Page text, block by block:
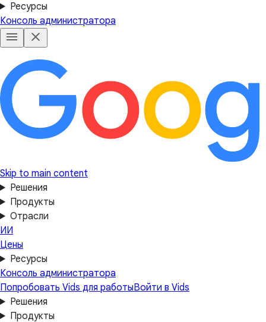
Ресурсы
Консоль администратора
Skip to main content
Решения
Продукты
Отрасли
ИИ
Цены
Ресурсы
Консоль администратора
Попробовать Vids для работыВойти в Vids
Решения
Продукты